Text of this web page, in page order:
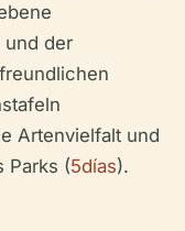
und der
Artenvielfalt und
Parks (5días).